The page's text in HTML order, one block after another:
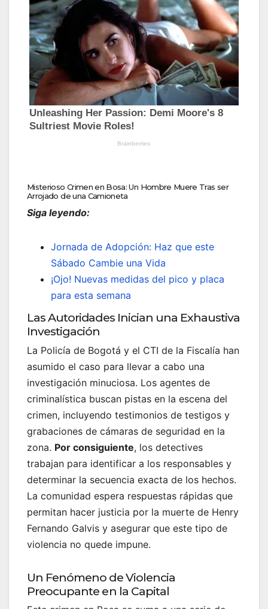
Misterioso Crimen en Bosa: Un Hombre Muere Tras ser
Arrojado de una Camioneta
Siga leyendo:
Jornada de Adopción: Haz que este
Sábado Cambie una Vida
¡Ojo! Nuevas medidas del pico y placa
para esta semana
Las Autoridades Inician una Exhaustiva
Investigación
La Policía de Bogotá y el CTI de la Fiscalía han
asumido el caso para llevar a cabo una
investigación minuciosa. Los agentes de
criminalística buscan pistas en la escena del
crimen, incluyendo testimonios de testigos y
grabaciones de cámaras de seguridad en la
zona. Por consiguiente, los detectives
trabajan para identificar a los responsables y
determinar la secuencia exacta de los hechos.
La comunidad espera respuestas rápidas que
permitan hacer justicia por la muerte de Henry
Fernando Galvis y asegurar que este tipo de
violencia no quede impune.
Un Fenómeno de Violencia
Preocupante en la Capital